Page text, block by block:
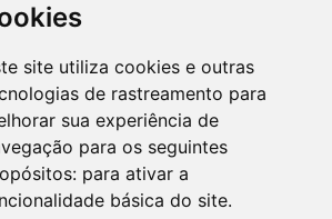
site utiliza cookies e outras
de rastreamento para
sua experiência de
para os seguintes
para ativar a
básica do site.